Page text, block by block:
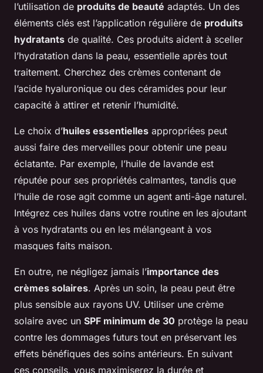
l’utilisation de produits de beauté adaptés. Un des
éléments clés est l’application régulière de produits
hydratants de qualité. Ces produits aident à sceller
l’hydratation dans la peau, essentielle après tout
traitement. Cherchez des crèmes contenant de
l’acide hyaluronique ou des céramides pour leur
capacité à attirer et retenir l’humidité.
Le choix d’huiles essentielles appropriées peut
aussi faire des merveilles pour obtenir une peau
éclatante. Par exemple, l’huile de lavande est
réputée pour ses propriétés calmantes, tandis que
l’huile de rose agit comme un agent anti-âge naturel.
Intégrez ces huiles dans votre routine en les ajoutant
à vos hydratants ou en les mélangeant à vos
masques faits maison.
En outre, ne négligez jamais l’importance des
crèmes solaires. Après un soin, la peau peut être
plus sensible aux rayons UV. Utiliser une crème
solaire avec un SPF minimum de 30 protège la peau
contre les dommages futurs tout en préservant les
effets bénéfiques des soins antérieurs. En suivant
ces conseils, vous maximiserez la durée et